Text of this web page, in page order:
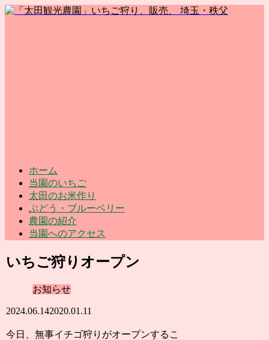
ホーム
当園のいちご
太田のお米作り
ぶどう・ブルーベリー
農園の紹介
当園へのアクセス
いちご狩りオープン
お知らせ
2024.06.142020.01.11
今日、無事イチゴ狩りがオープンするこ